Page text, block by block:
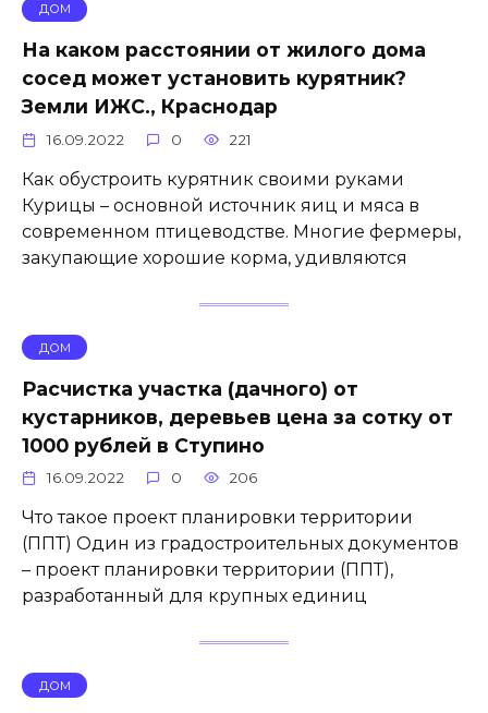
ДОМ
На каком расстоянии от жилого дома
сосед может установить курятник?
Земли ИЖС., Краснодар
16.09.2022 0 221
Как обустроить курятник своими руками
Курицы – основной источник яиц и мяса в
современном птицеводстве. Многие фермеры,
закупающие хорошие корма, удивляются
ДОМ
Расчистка участка (дачного) от
кустарников, деревьев цена за сотку от
1000 рублей в Ступино
16.09.2022 0 206
Что такое проект планировки территории
(ППТ) Один из градостроительных документов
– проект планировки территории (ППТ),
разработанный для крупных единиц
ДОМ